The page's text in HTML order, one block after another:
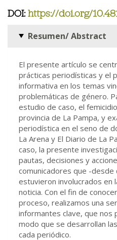
DOI: https://doi.org/
Resumen/ Abstract
El presente artículo se
prácticas periodísticas y el
informativa en los temas
problemáticas de género.
estudio de caso, el
provincia de La Pampa, y
periodística en el seno de
La Arena y El Diario de La
caso, la presente
pautas, decisiones y
comunicadores que -
estuvieron involucrados en
noticia. Con el fin de
proceso, realizamos una
informantes clave, que nos
modo que se desarrollan
cada periódico.